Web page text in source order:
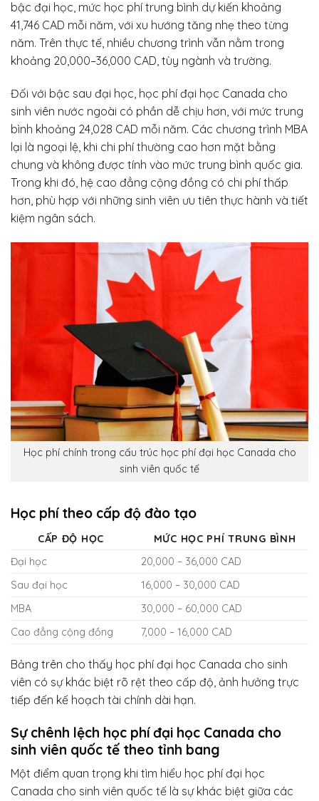
bậc đại học, mức học phí trung bình dự kiến khoảng
41,746 CAD mỗi năm, với xu hướng tăng nhẹ theo từng
năm. Trên thực tế, nhiều chương trình vẫn nằm trong
khoảng 20,000–36,000 CAD, tùy ngành và trường.
Đối với bậc sau đại học, học phí đại học Canada cho
sinh viên nước ngoài có phần dễ chịu hơn, với mức trung
bình khoảng 24,028 CAD mỗi năm. Các chương trình MBA
lại là ngoại lệ, khi chi phí thường cao hơn mặt bằng
chung và không được tính vào mức trung bình quốc gia.
Trong khi đó, hệ cao đẳng cộng đồng có chi phí thấp
hơn, phù hợp với những sinh viên ưu tiên thực hành và tiết
kiệm ngân sách.
Học phí chính trong cấu trúc học phí đại học Canada cho
sinh viên quốc tế
Học phí theo cấp độ đào tạo
CẤP ĐỘ HỌC
MỨC HỌC PHÍ TRUNG BÌNH
Đại học
20,000 – 36,000 CAD
Sau đại học
16,000 – 30,000 CAD
MBA
30,000 – 60,000 CAD
Cao đẳng cộng đồng
7,000 – 16,000 CAD
Bảng trên cho thấy học phí đại học Canada cho sinh
viên có sự khác biệt rõ rệt theo cấp độ, ảnh hưởng trực
tiếp đến kế hoạch tài chính dài hạn.
Sự chênh lệch học phí đại học Canada cho
sinh viên quốc tế theo tỉnh bang
Một điểm quan trọng khi tìm hiểu học phí đại học
Canada cho sinh viên quốc tế là sự khác biệt giữa các